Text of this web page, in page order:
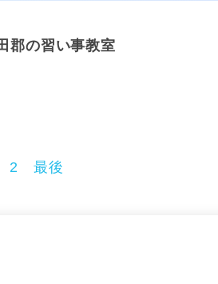
郡の習い事教室
2 最後